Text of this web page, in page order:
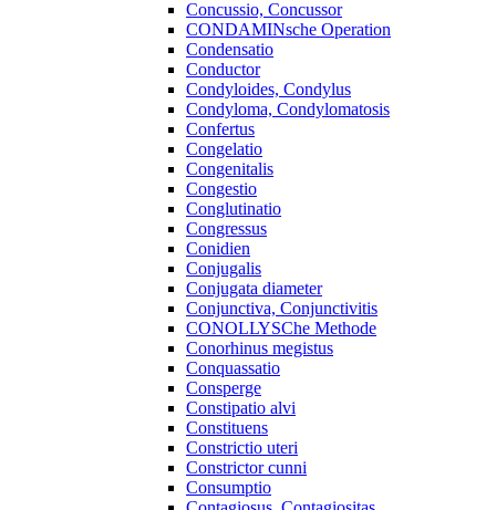
Concussio, Concussor
CONDAMINsche Operation
Condensatio
Conductor
Condyloides, Condylus
Condyloma, Condylomatosis
Confertus
Congelatio
Congenitalis
Congestio
Conglutinatio
Congressus
Conidien
Conjugalis
Conjugata diameter
Conjunctiva, Conjunctivitis
CONOLLYSChe Methode
Conorhinus megistus
Conquassatio
Consperge
Constipatio alvi
Constituens
Constrictio uteri
Constrictor cunni
Consumptio